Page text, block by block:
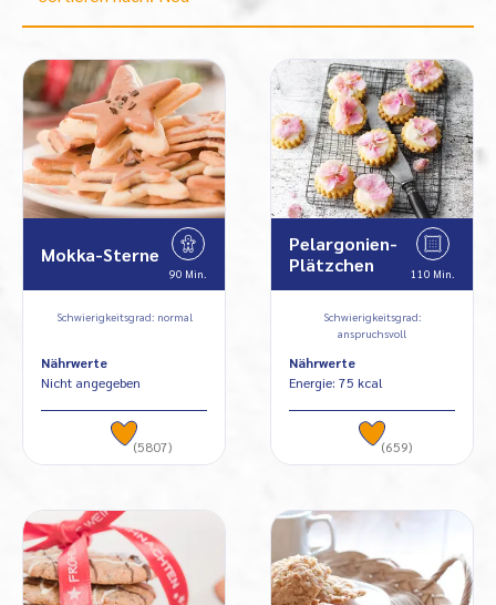
Mokka-Sterne
90 Min.
Schwierigkeitsgrad: normal
Nährwerte
Nicht angegeben
(5807)
Pelargonien-
Plätzchen
110 Min.
Schwierigkeitsgrad:
anspruchsvoll
Nährwerte
Energie: 75 kcal
(659)